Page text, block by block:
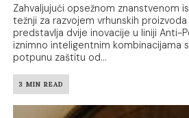
Zahvaljujući opsežnom znanstvenom
težnji za razvojem vrhunskih proizvoda
predstavlja dvije inovacije u liniji Anti-
iznimno inteligentnim kombinacijama
potpunu zaštitu od...
3 MIN READ